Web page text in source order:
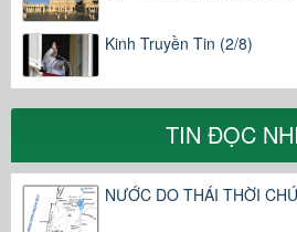
Kinh Truyền Tin (2/8)
TIN ĐỌC
NƯỚC DO THÁI THỜI